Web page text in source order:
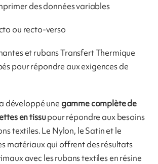
des données variables
ou recto-verso
et rubans Transfert Thermique
pour répondre aux exigences de
développé unegamme complète de
en tissupour répondre aux besoins
textiles. Le Nylon, le Satin et le
matériaux qui offrent des résultats
avec les rubans textiles en résine